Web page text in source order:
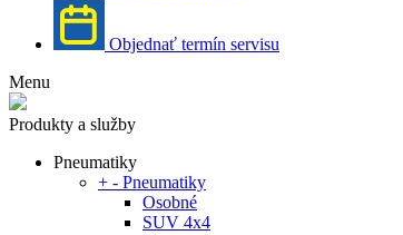
Objednať termín servisu
Menu
Produkty a služby
Pneumatiky
+ - Pneumatiky
Osobné
SUV 4x4